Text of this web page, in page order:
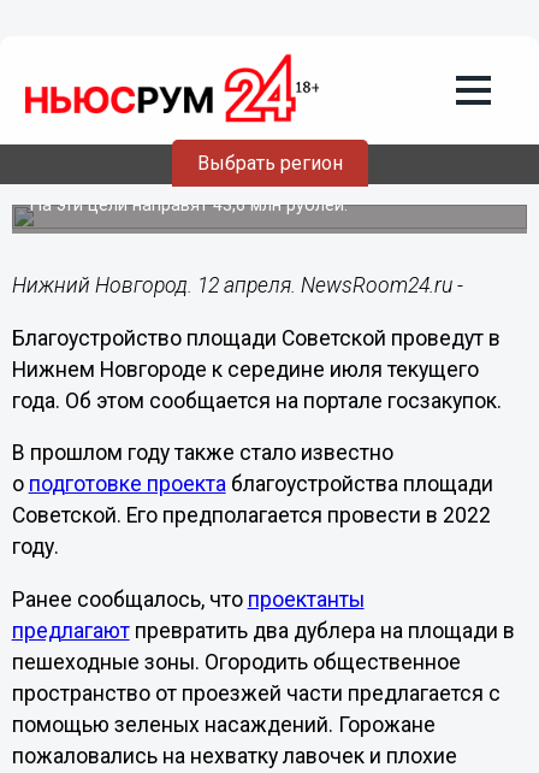
Выбрать регион
12.04.202212:39
Благоустройство площади Советской в
Нижнем Новгороде завершится в июле
На эти цели направят 43,6 млн рублей.
Нижний Новгород. 12 апреля. NewsRoom24.ru -
Благоустройство площади Советской проведут в
Нижнем Новгороде к середине июля текущего
года. Об этом сообщается на портале госзакупок.
В прошлом году также стало известно
о подготовке проектаблагоустройства площади
Советской. Его предполагается провести в 2022
году.
Ранее сообщалось, что проектанты
предлагаютпревратить два дублера на площади в
пешеходные зоны. Огородить общественное
пространство от проезжей части предлагается с
помощью зеленых насаждений. Горожане
пожаловались на нехватку лавочек и плохие